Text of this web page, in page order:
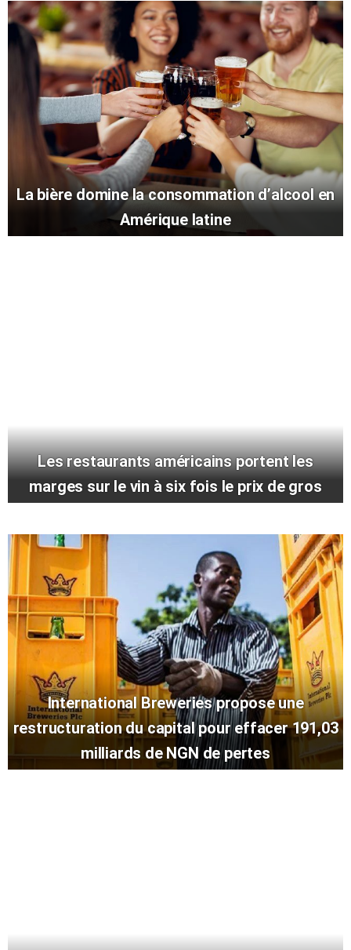
La bière domine la consommation d’alcool en
Amérique latine
Les restaurants américains portent les
marges sur le vin à six fois le prix de gros
International Breweries propose une
restructuration du capital pour effacer 191,03
milliards de NGN de pertes